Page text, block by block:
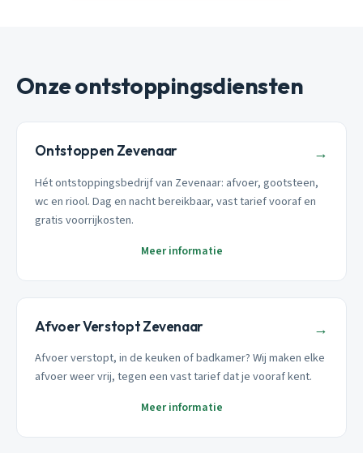
Onze ontstoppingsdiensten
Ontstoppen Zevenaar →
Hét ontstoppingsbedrijf van Zevenaar: afvoer, gootsteen,
wc en riool. Dag en nacht bereikbaar, vast tarief vooraf en
gratis voorrijkosten.
Meer informatie
Afvoer Verstopt Zevenaar →
Afvoer verstopt, in de keuken of badkamer? Wij maken elke
afvoer weer vrij, tegen een vast tarief dat je vooraf kent.
Meer informatie